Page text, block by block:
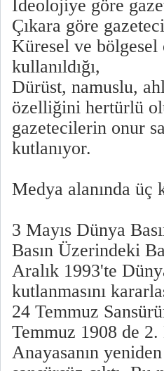
İdeolojiye göre
Çıkara göre
Küresel ve
kullanıldığı,
Dürüst, namuslu,
özelliğini hertürlü
gazetecilerin onur
kutlanıyor.
Medya alanında üç
3 Mayıs Dünya
Basın Üzerindeki
Aralık 1993'te
kutlanmasını
24 Temmuz
Temmuz 1908 de
Anayasanın